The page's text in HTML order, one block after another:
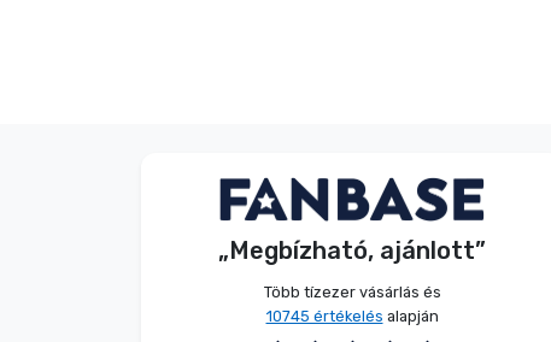
„Megbízható, ajánlott”
Több tízezer vásárlás és
10745 értékelés alapján
Név nélkül Vásárló
2026. 08. 08.